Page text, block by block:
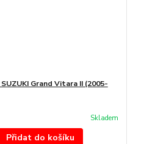
Grand Vitara II (2005-
Skladem
Přidat do košíku